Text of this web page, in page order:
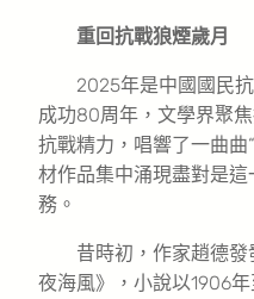
重回抗戰狼煙歲月
2025年是中國國民
成功80周年，文學界聚
抗戰精力，唱響了一曲曲
材作品集中涌現盡對是
務。
昔時初，作家趙德
夜海風》，小說以1906